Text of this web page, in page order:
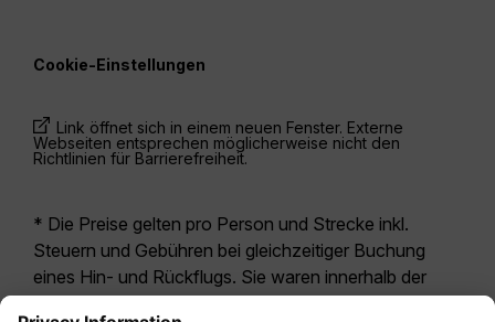
Cookie-Einstellungen
Link öffnet sich in einem neuen Fenster. Externe
Webseiten entsprechen möglicherweise nicht den
Richtlinien für Barrierefreiheit.
* Die Preise gelten pro Person und Strecke inkl.
Steuern und Gebühren bei gleichzeitiger Buchung
eines Hin- und Rückflugs. Sie waren innerhalb der